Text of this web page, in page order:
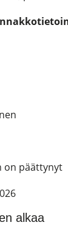
on päättynyt
alkaa